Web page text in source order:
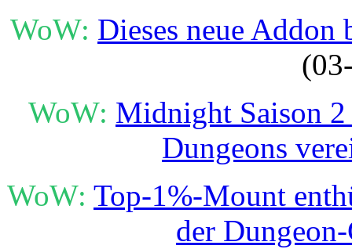
WoW: Dieses neue
WoW: Midnight Saison
Dungeons
WoW: Top-1%-Mount
der